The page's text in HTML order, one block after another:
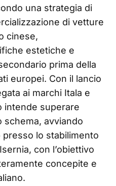
una strategia di
di vetture
cinese,
estetiche e
prima della
europei. Con il lancio
ai marchi Itala e
intende superare
avviando
presso lo stabilimento
con l’obiettivo
concepite e